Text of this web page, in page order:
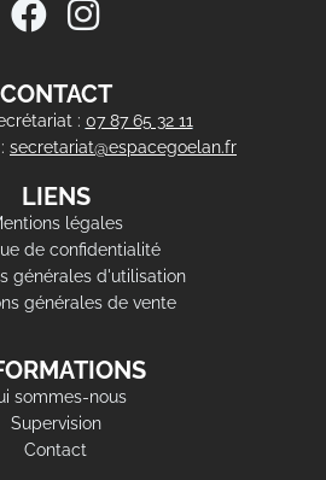
CONTACT
: 07 87 65 32 11
secretariat@espacegoelan.fr
LIENS
légales
de confidentialité
générales d'utilisation
générales de vente
sommes-nous
Supervision
Contact